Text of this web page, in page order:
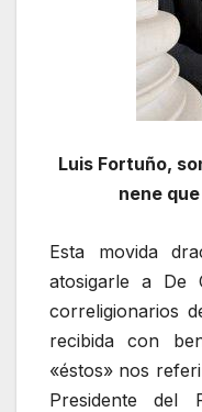
Luis Fortuño,
nene
Esta movida
atosigarle a De
correligionarios
recibida con
«éstos» nos
Presidente del